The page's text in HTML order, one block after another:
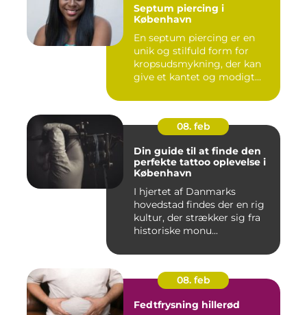
Septum piercing i
København
En septum piercing er en
unik og stilfuld form for
kropsudsmykning, der kan
give et kantet og modigt...
08. feb
Din guide til at finde den
perfekte tattoo oplevelse i
København
I hjertet af Danmarks
hovedstad findes der en rig
kultur, der strækker sig fra
historiske monu...
08. feb
Fedtfrysning hillerød